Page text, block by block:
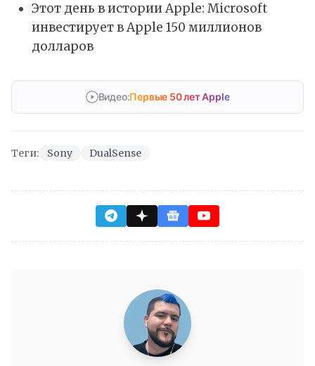
Этот день в истории Apple: Microsoft
инвестирует в Apple 150 миллионов
долларов
Видео:Первые 50 лет Apple
Теги: Sony DualSense